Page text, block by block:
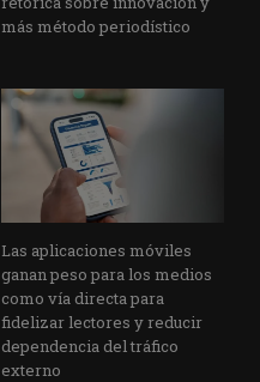
más método periodístico
Las aplicaciones móviles
ganan peso para los medios
como vía directa para
fidelizar lectores y reducir
dependencia del tráfico
externo